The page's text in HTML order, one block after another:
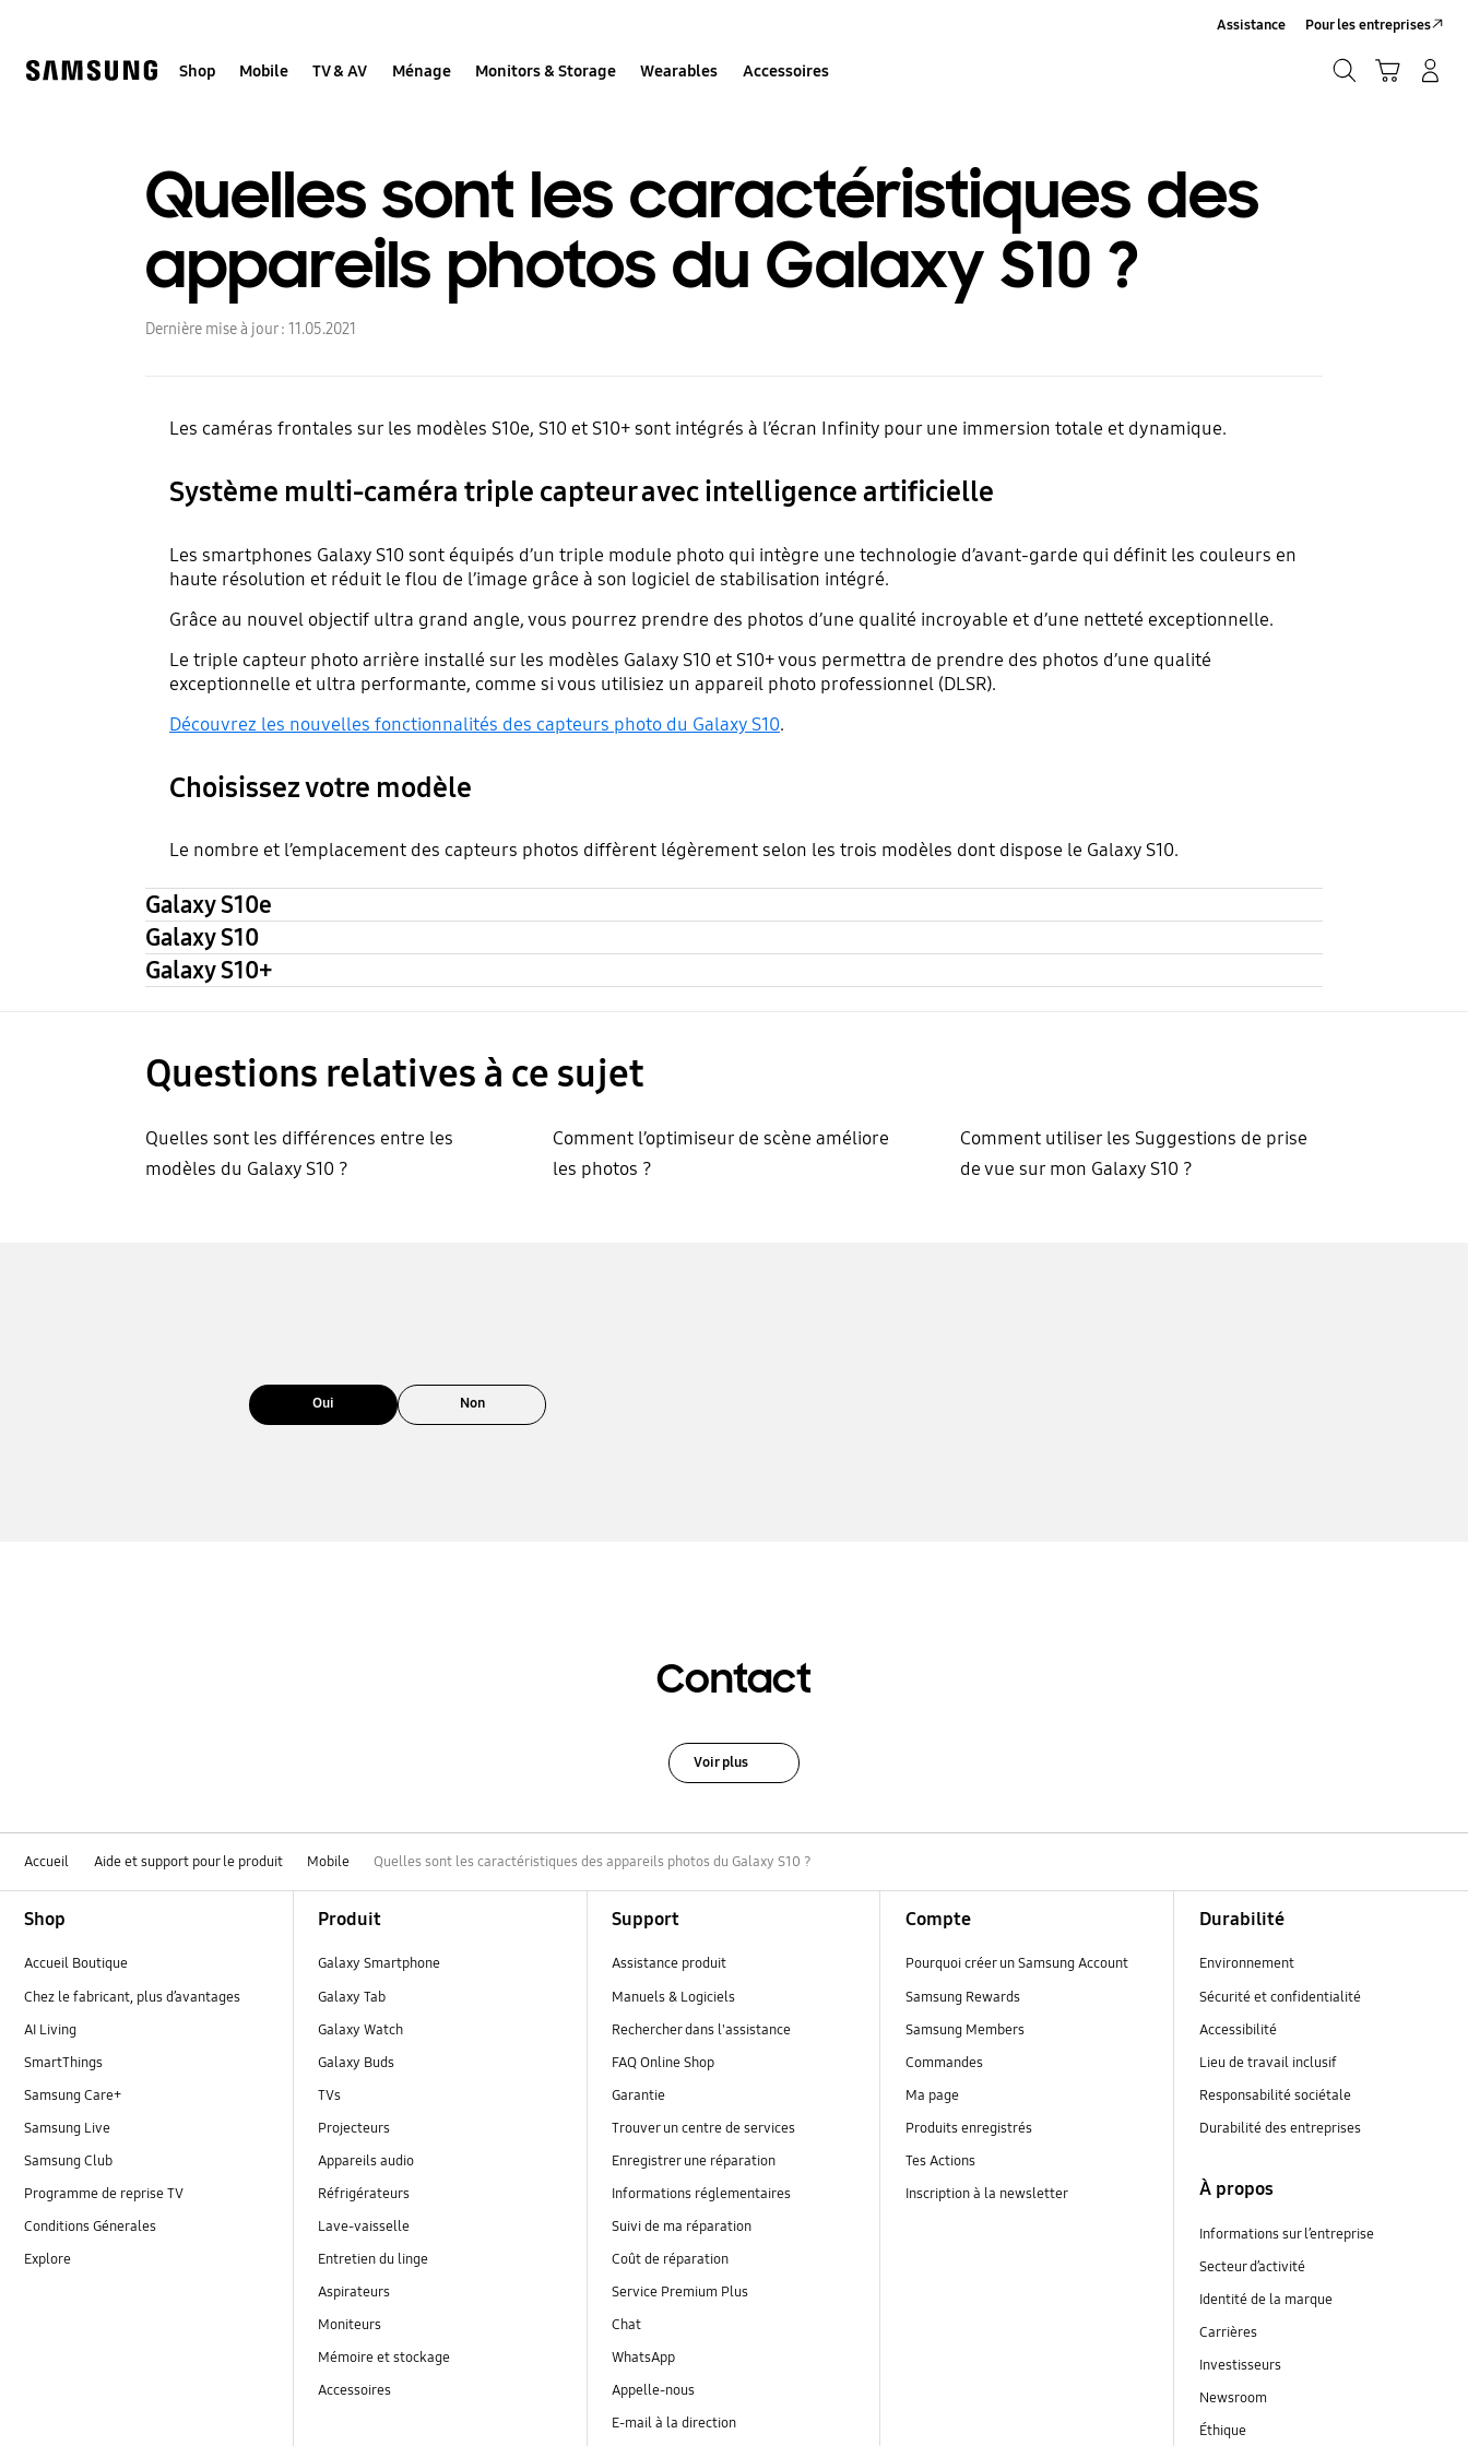
Shop Mobile TV & AV Ménage Monitors & Storage Wearables Accessoires
Assistance Pour les entreprises
Quelles sont les caractéristiques des
appareils photos du Galaxy S10 ?
Dernière mise à jour : 11.05.2021
Les caméras frontales sur les modèles S10e, S10 et S10+ sont intégrés à l’écran Infinity pour une immersion totale et dynamique.
Système multi-caméra triple capteur avec intelligence artificielle
Les smartphones Galaxy S10 sont équipés d’un triple module photo qui intègre une technologie d’avant-garde qui définit les couleurs en
haute résolution et réduit le flou de l’image grâce à son logiciel de stabilisation intégré.
Grâce au nouvel objectif ultra grand angle, vous pourrez prendre des photos d’une qualité incroyable et d’une netteté exceptionnelle.
Le triple capteur photo arrière installé sur les modèles Galaxy S10 et S10+ vous permettra de prendre des photos d’une qualité
exceptionnelle et ultra performante, comme si vous utilisiez un appareil photo professionnel (DLSR).
Découvrez les nouvelles fonctionnalités des capteurs photo du Galaxy S10.
Choisissez votre modèle
Le nombre et l’emplacement des capteurs photos diffèrent légèrement selon les trois modèles dont dispose le Galaxy S10.
Galaxy S10e
Galaxy S10
Galaxy S10+
Questions relatives à ce sujet
Quelles sont les différences entre les
modèles du Galaxy S10 ?
Comment l’optimiseur de scène améliore
les photos ?
Comment utiliser les Suggestions de prise
de vue sur mon Galaxy S10 ?
Oui Non
Contact
Voir plus
Accueil Aide et support pour le produit Mobile Quelles sont les caractéristiques des appareils photos du Galaxy S10 ?
Shop
Accueil Boutique
Chez le fabricant, plus d’avantages
AI Living
SmartThings
Samsung Care+
Samsung Live
Samsung Club
Programme de reprise TV
Conditions Génerales
Explore
Produit
Galaxy Smartphone
Galaxy Tab
Galaxy Watch
Galaxy Buds
TVs
Projecteurs
Appareils audio
Réfrigérateurs
Lave-vaisselle
Entretien du linge
Aspirateurs
Moniteurs
Mémoire et stockage
Accessoires
Support
Assistance produit
Manuels & Logiciels
Rechercher dans l'assistance
FAQ Online Shop
Garantie
Trouver un centre de services
Enregistrer une réparation
Informations réglementaires
Suivi de ma réparation
Coût de réparation
Service Premium Plus
Chat
WhatsApp
Appelle-nous
E-mail à la direction
Compte
Pourquoi créer un Samsung Account
Samsung Rewards
Samsung Members
Commandes
Ma page
Produits enregistrés
Tes Actions
Inscription à la newsletter
Durabilité
Environnement
Sécurité et confidentialité
Accessibilité
Lieu de travail inclusif
Responsabilité sociétale
Durabilité des entreprises
À propos
Informations sur l’entreprise
Secteur d’activité
Identité de la marque
Carrières
Investisseurs
Newsroom
Éthique